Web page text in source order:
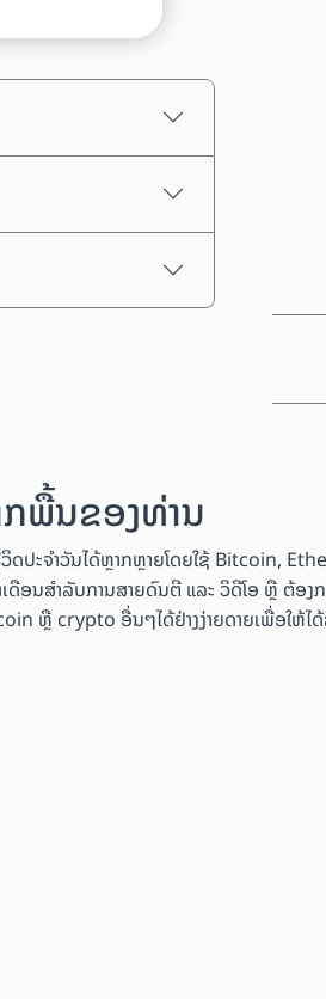
ພື້ນຂອງທ່ານ
ປະຈຳວັນໄດ້ຫຼາກຫຼາຍໂດຍໃຊ້ Bitcoin,
ອນສຳລັບການສາຍດົນຕີ ແລະ ວິດີໂອ ຫຼື ຕ້ອ
ຫຼື crypto ອື່ນໆໄດ້ຢ່າງງ່າຍດາຍເພື່ອໃຫ້ໄ